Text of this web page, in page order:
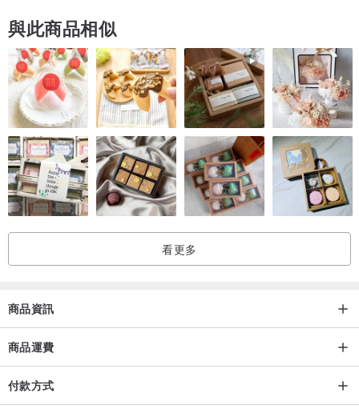
⚫材質：MDF木、櫸木實木皮、軟磁鐵
⚫重量：30克
⚫包裝方式：吊掛式單面透明牛皮紙袋
⚫適用年齡：6歲以上
⚫注意事項：避免兒童吞食
【下單前注意事項】
⚫請先利用訊息中心功能詢問是否有庫存，確認後再進行下單。
【15款】
www.pinkoi.com/product/bMSkeDGD
2. 台灣 - 台灣景點總圖www.pinkoi.com/product/ihfh2qRD
4. 台北 - 中正紀念堂
5. 台北 - 故宮博物院www.pinkoi.com/product/sjibQsDM
6. 台北 - 西門紅樓
7. 台北 - 艋舺龍山寺
與此商品相似
看更多
商品資訊
商品運費
付款方式